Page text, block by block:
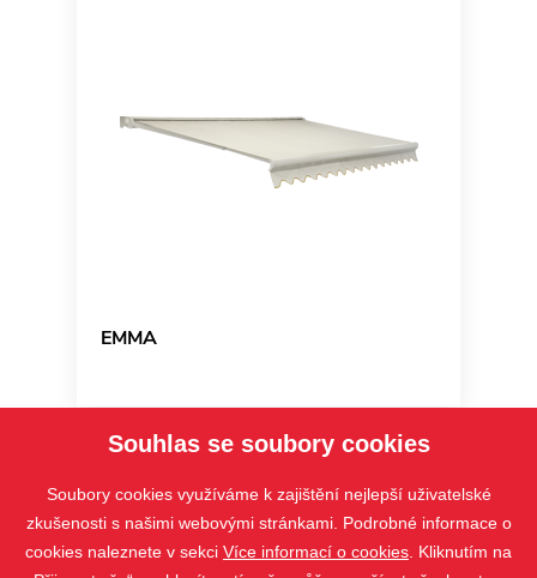
EMMA
Souhlas se soubory cookies
Soubory cookies využíváme k zajištění nejlepší uživatelské
zkušenosti s našimi webovými stránkami. Podrobné informace o
cookies naleznete v sekci Více informací o cookies . Kliknutím na